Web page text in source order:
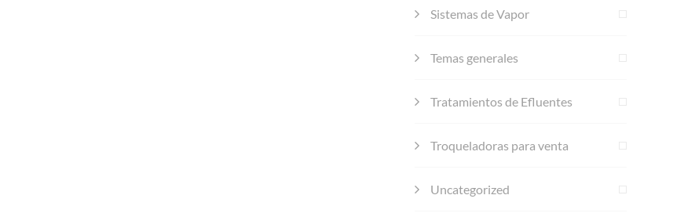
Sistemas de Vapor
Temas generales
Tratamientos de Efluentes
Troqueladoras para venta
Uncategorized